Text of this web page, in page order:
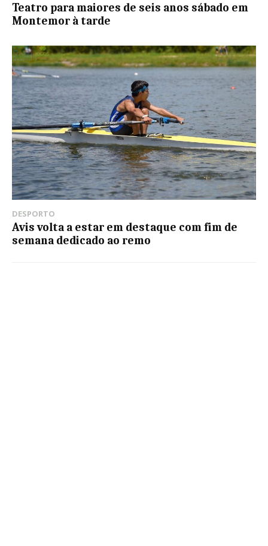
Teatro para maiores de seis anos sábado em
Montemor à tarde
DESPORTO
Avis volta a estar em destaque com fim de
semana dedicado ao remo